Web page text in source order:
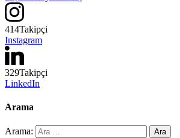
414Takipçi
Instagram
329Takipçi
LinkedIn
Arama
Arama: